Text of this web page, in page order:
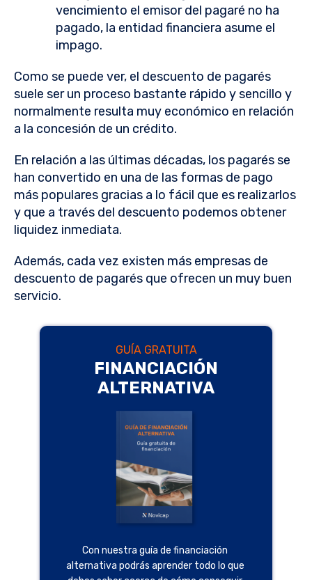
vencimiento el emisor del pagaré no ha
pagado, la entidad financiera asume el
impago.
Como se puede ver, el descuento de pagarés
suele ser un proceso bastante rápido y sencillo y
normalmente resulta muy económico en relación
a la concesión de un crédito.
En relación a las últimas décadas, los pagarés se
han convertido en una de las formas de pago
más populares gracias a lo fácil que es realizarlos
y que a través del descuento podemos obtener
liquidez inmediata.
Además, cada vez existen más empresas de
descuento de pagarés que ofrecen un muy buen
servicio.
Con nuestra guía de financiación
alternativa podrás aprender todo lo que
FINANCIACIÓN
ALTERNATIVA
GUÍA GRATUITA